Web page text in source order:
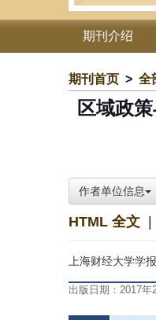
期刊介绍
期刊首页 > 全
区域政
作者单位信息
HTML 全文
上海财经大学学报
出版日期：2017年